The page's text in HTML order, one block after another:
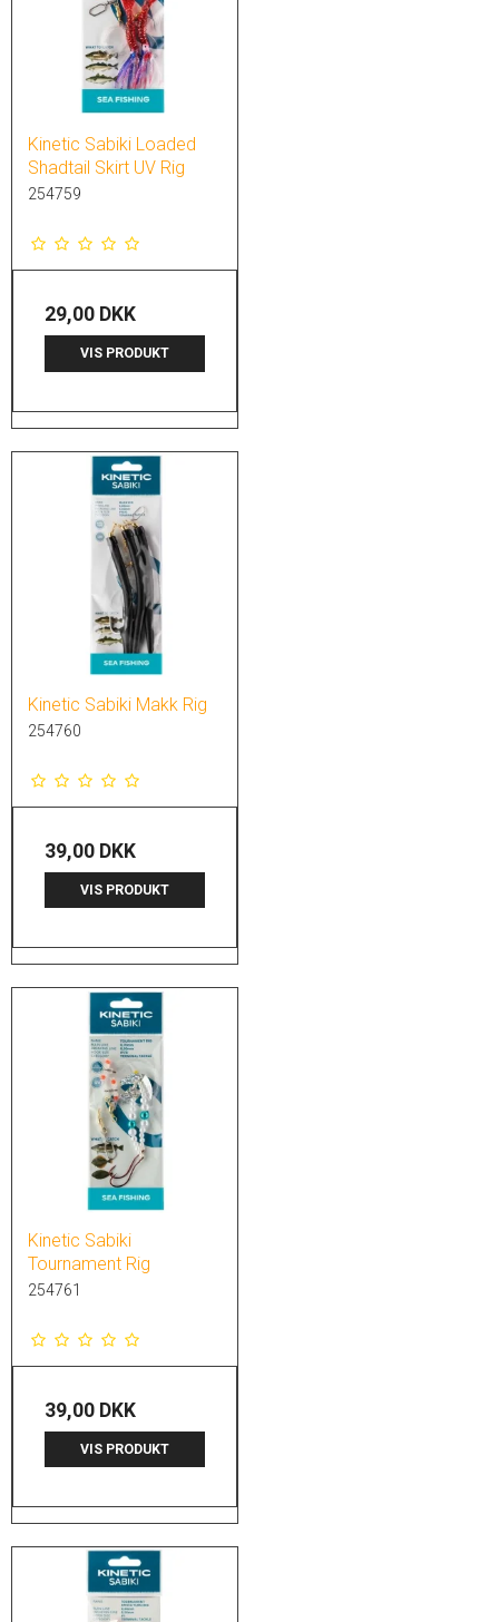
Kinetic Sabiki Loaded
Shadtail Skirt UV Rig
254759
29,00 DKK
VIS PRODUKT
Kinetic Sabiki Makk Rig
254760
39,00 DKK
VIS PRODUKT
Kinetic Sabiki
Tournament Rig
254761
39,00 DKK
VIS PRODUKT